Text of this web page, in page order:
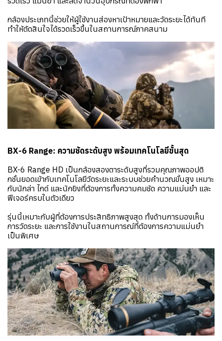
กล้องประเภทนี้ช่วยให้ผู้ใช้งานส่องหาเป้าหมายและวัดระยะได้ทันที
ทำให้ตัดสินใจได้รวดเร็วขึ้นในสถานการณ์ภาคสนาม
BX-6 Range: ความชัดระดับสูง พร้อมเทคโนโลยีขั้นสุด
BX-6 Range HD เป็นกล้องสองตาระดับสูงที่รวมคุณภาพออปติ
กชั้นยอดเข้ากับเทคโนโลยีวัดระยะและระบบช่วยคำนวณขั้นสูง เหมาะ
กับนักล่า ไกด์ และนักยิงที่ต้องการทั้งความคมชัด ความแม่นยำ และ
ฟีเจอร์ครบในตัวเดียว
รุ่นนี้เหมาะกับผู้ที่ต้องการประสิทธิภาพสูงสุด ทั้งด้านการมองเห็น
การวัดระยะ และการใช้งานในสถานการณ์ที่ต้องการความแม่นยำ
เป็นพิเศษ